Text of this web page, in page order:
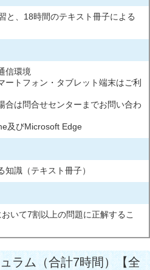
と、18時間のテキスト冊子による
信環境
トフォン・タブレット端末はご利
は問合せセンターまでお問い合わ
及びMicrosoft Edge
識（テキスト冊子）
いて7割以上の問題に正解するこ
ラム（合計7時間）【全